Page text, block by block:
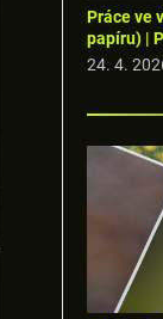
Práce ve
papíru) |
24. 4.